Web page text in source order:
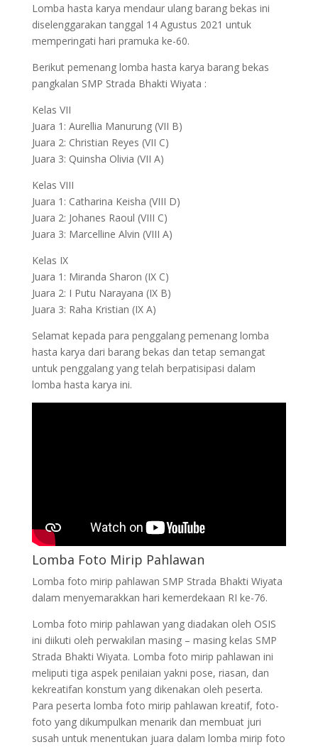
Lomba hasta karya mendaur ulang barang bekas ini
diselenggarakan tanggal 14 Agustus 2021 untuk
memperingati hari pramuka ke-60.
Berikut pemenang lomba hasta karya barang bekas
pangkalan SMP Strada Bhakti Wiyata :
Kelas VII
Juara 1: Aurellia Manurung (VII B)
Juara 2: Christian Reyes (VII C)
Juara 3: Quinsha Olivia (VII A)
Kelas VIII
Juara 1: Catharina Keisha (VIII D)
Juara 2: Johanes Raoul (VIII C)
Juara 3: Marcelline Alvin (VIII A)
Kelas IX
Juara 1: Miranda Sharon (IX C)
Juara 2: I Putu Narayana (IX B)
Juara 3: Raha Kristian (IX A)
Selamat kepada para penggalang pemenang lomba
hasta karya dari barang bekas dan tetap semangat
untuk penggalang yang telah berpatisipasi dalam
lomba hasta karya ini.
Lomba Foto Mirip Pahlawan
Lomba foto mirip pahlawan SMP Strada Bhakti Wiyata
dalam menyemarakkan hari kemerdekaan RI ke-76.
Lomba foto mirip pahlawan yang diadakan oleh OSIS
ini diikuti oleh perwakilan masing – masing kelas SMP
Strada Bhakti Wiyata. Lomba foto mirip pahlawan ini
meliputi tiga aspek penilaian yakni pose, riasan, dan
kekreatifan konstum yang dikenakan oleh peserta.
Para peserta lomba foto mirip pahlawan kreatif, foto-
foto yang dikumpulkan menarik dan membuat juri
susah untuk menentukan juara dalam lomba mirip foto